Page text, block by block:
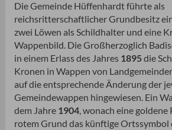
Die Gemeinde Hüffenhardt führte als
reichsritterschaftlicher Grundbesitz
zwei Löwen als Schildhalter und eine
Wappenbild. Die Großherzoglich
in einem Erlass des Jahres 1895die
Kronen in Wappen von
auf die entsprechende Änderung der
Gemeindewappen hingewiesen. Ein
dem Jahre 1904, wonach eine goldene
rotem Grund das künftige Ortssymbol